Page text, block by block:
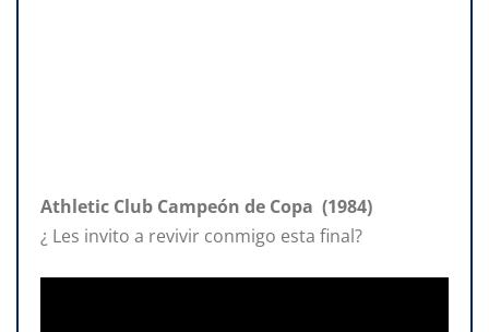
Athletic Club Campeón de Copa (1984)
¿ Les invito a revivir conmigo esta final?